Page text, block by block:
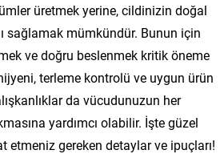
üretmek yerine, cildinizin doğal
sağlamak mümkündür. Bunun için
ve doğru beslenmek kritik öneme
terleme kontrolü ve uygun ürün
da vücudunuzun her
yardımcı olabilir. İşte güzel
etmeniz gereken detaylar ve ipuçları!